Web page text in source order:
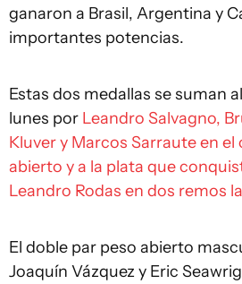
ganaron a Brasil, Argentina y
importantes potencias.
Estas dos medallas se suman
lunes por Leandro Salvagno,
Kluver y Marcos Sarraute en
abierto y a la plata que
Leandro Rodas en dos remos
El doble par peso abierto
Joaquín Vázquez y Eric